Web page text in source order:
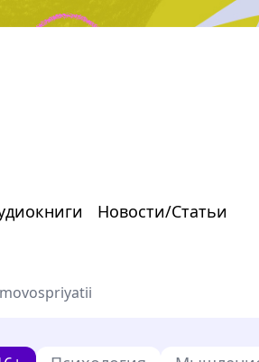
Новости/Статьи